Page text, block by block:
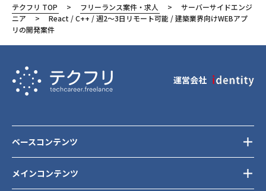
東京都
渋谷区
テクフリ TOP フリーランス案件・求人
サーバーサイドエンジ
ニア
React / C++ / 週2〜3日リモート可能 / 建築業界向けWEBアプ
リの開発案件
運営会社
メインコンテンツ
ベースコンテンツ